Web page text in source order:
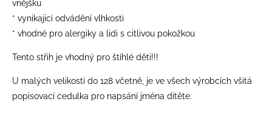
vnějšku
* vynikajicí odvádění vlhkosti
* vhodné pro alergiky a lidi s citlivou pokožkou
Tento střih je vhodný pro štíhlé děti!!!
​U malých velikostí do 128 včetně, je ve všech výrobcích všitá
popisovací cedulka pro napsání jména dítěte.